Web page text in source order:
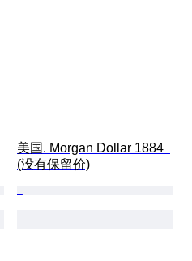
美国. Morgan Dollar 1884
(没有保留价)